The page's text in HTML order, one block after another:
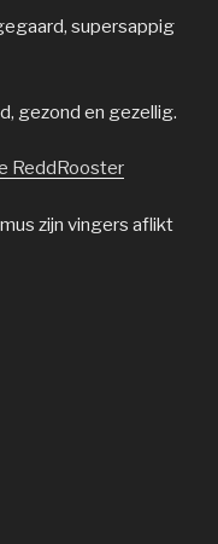
supersappig
gezond en gezellig.
ReddRooster
zijn vingers aflikt